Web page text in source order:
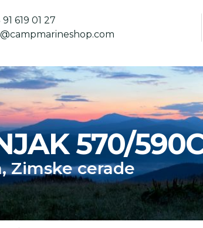
619 01 27
570/
,Zimske cerade